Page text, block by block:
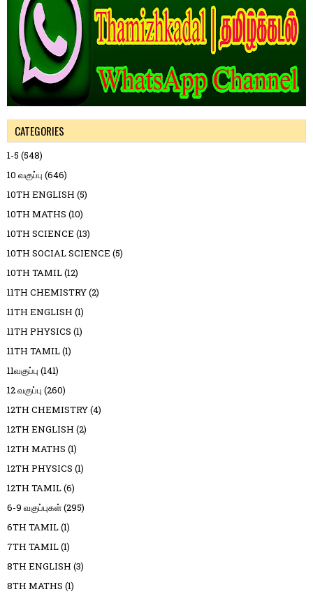
CATEGORIES
1-5 (548)
10 வகுப்பு (646)
10TH ENGLISH (5)
10TH MATHS (10)
10TH SCIENCE (13)
10TH SOCIAL SCIENCE (5)
10TH TAMIL(12)
11TH CHEMISTRY(2)
11TH ENGLISH (1)
11TH PHYSICS (1)
11TH TAMIL(1)
11வகுப்பு (141)
12 வகுப்பு (260)
12TH CHEMISTRY(4)
12TH ENGLISH (2)
12TH MATHS (1)
12TH PHYSICS (1)
12TH TAMIL(6)
6-9 வகுப்புகள்(295)
6TH TAMIL(1)
7TH TAMIL(1)
8TH ENGLISH (3)
8TH MATHS (1)